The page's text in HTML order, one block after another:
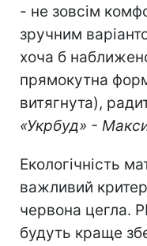
- не зовсім
зручним
хоча б
прямокутна
витягнута),
«Укрбуд» -
Екологічність
важливий
червона цегла.
будуть краще